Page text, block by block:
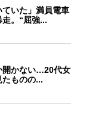
ていた」満員電車
。“屈強...
開かない…20代女
ものの...